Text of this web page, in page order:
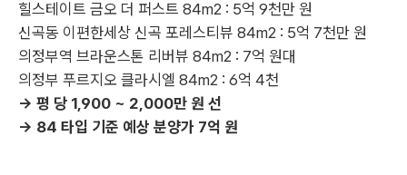
힐스테이트 금오 더 퍼스트 84m2 : 5억 9천만 원
신곡동 이편한세상 신곡 포레스티뷰 84m2 : 5억 7천만 원
의정부역 브라운스톤 리버뷰 84m2 : 7억 원대
의정부 푸르지오 클라시엘 84m2 : 6억 4천
-> 평 당 1,900 ~ 2,000만 원 선
-> 84 타입 기준 예상 분양가 7억 원